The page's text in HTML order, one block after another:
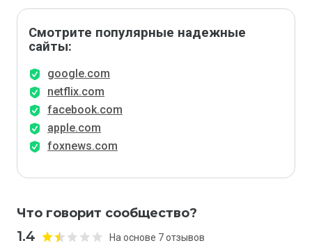
Смотрите популярные надежные
сайты:
google.com
netflix.com
facebook.com
apple.com
foxnews.com
Что говорит сообщество?
1.4 На основе 7 отзывов